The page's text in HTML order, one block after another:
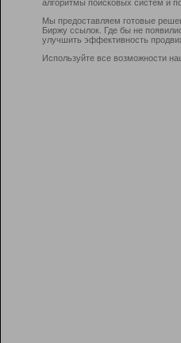
алгоритмы поисковых систем и
Мы предоставляем готовые
Биржу ссылок. Где бы не
улучшить эффективность
Используйте все возможности